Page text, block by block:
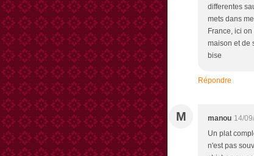
differentes
mets dans
France, ici
maison et de
bise
Répondre
M manou 14/
Un plat
n'est pas